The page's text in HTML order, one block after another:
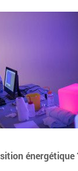
énergétique